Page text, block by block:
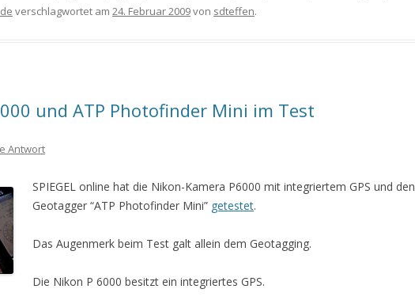
verschlagwortet am 24. Februar 2009von sdteffen.
und ATP Photofinder Mini im Test
Antwort
SPIEGEL online hat die Nikon-Kamera P6000 mit integriertem GPS und den
Geotagger “ATP Photofinder Mini” getestet.
Das Augenmerk beim Test galt allein dem Geotagging.
Die Nikon P 6000 besitzt ein integriertes GPS.